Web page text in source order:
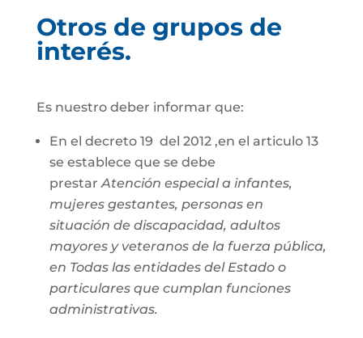
Otros de grupos de
interés.
Es nuestro deber informar que:
En el decreto 19 del 2012 ,en el articulo 13
se establece que se debe
prestarAtención especial a infantes,
mujeres gestantes, personas en
situación de discapacidad, adultos
mayores y veteranos de la fuerza pública,
en Todas las entidades del Estado o
particulares que cumplan funciones
administrativas.